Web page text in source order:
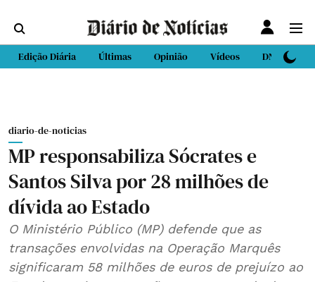
Edição Diária Últimas Opinião Vídeos DN Sport
diario-de-noticias
MP responsabiliza Sócrates e
Santos Silva por 28 milhões de
dívida ao Estado
O Ministério Público (MP) defende que as
transações envolvidas na Operação Marquês
significaram 58 milhões de euros de prejuízo ao